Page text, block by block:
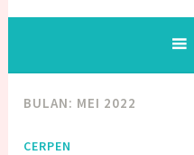
BULAN: MEI 2022
CERPEN